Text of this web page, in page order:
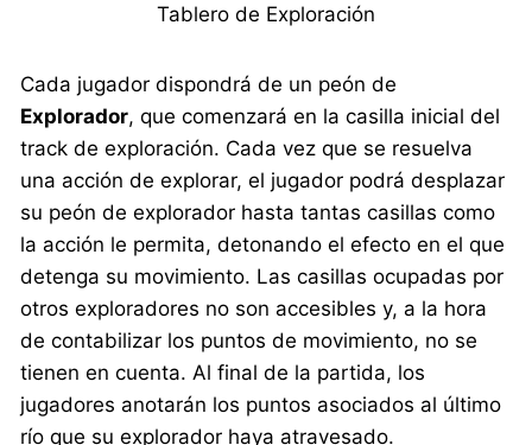
Tablero de Exploración
Cada jugador dispondrá de un peón de
Explorador, que comenzará en la casilla inicial del
track de exploración. Cada vez que se resuelva
una acción de explorar, el jugador podrá desplazar
su peón de explorador hasta tantas casillas como
la acción le permita, detonando el efecto en el que
detenga su movimiento. Las casillas ocupadas por
otros exploradores no son accesibles y, a la hora
de contabilizar los puntos de movimiento, no se
tienen en cuenta. Al final de la partida, los
jugadores anotarán los puntos asociados al último
río que su explorador haya atravesado.